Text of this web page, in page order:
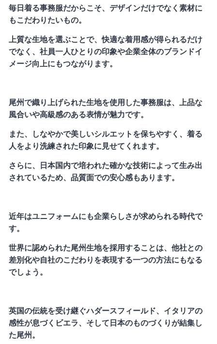
毎日着る事務服だからこそ、デザインだけでなく素材に
もこだわりたいもの。
上質な生地を選ぶことで、快適な着用感が得られるだけ
でなく、社員一人ひとりの印象や企業全体のブランドイ
メージ向上にもつながります。
尾州で織り上げられた生地を使用した事務服は、上品な
風合いや高級感のある表情が魅力です。
また、しなやかで美しいシルエットを保ちやすく、着る
人をより洗練された印象に見せてくれます。
さらに、日本国内で培われた確かな技術によって生み出
されているため、品質面での安心感もあります。
近年はユニフォームにも企業らしさが求められる時代で
す。
世界に認められた尾州生地を採用することは、他社との
差別化や自社のこだわりを表現する一つの方法にもなる
でしょう。
英国の伝統を受け継ぐハダースフィールド、イタリアの
感性が息づくビエラ、そして日本のものづくりが結集し
た尾州。